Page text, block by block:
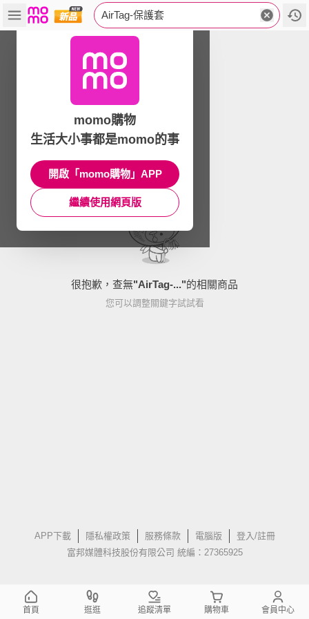
AirTag-保護套
很抱歉，查無"AirTag-..."的相關商品
您可以調整關鍵字試試看
APP下載 隱私權政策 服務條款 電腦版
登入/註冊
富邦媒體科技股份有限公司 統編：27365925
momo購物
生活大小事都是momo的事
開啟「momo購物」APP
繼續使用網頁版
首頁 逛逛 追蹤清單 購物車 會員中心